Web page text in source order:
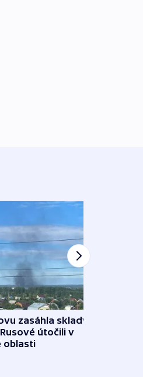
zasáhla sklady
útočili v
oblasti